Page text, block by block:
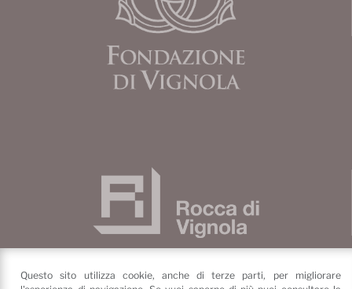
Questo sito utilizza cookie, anche di terze parti, per migliorare